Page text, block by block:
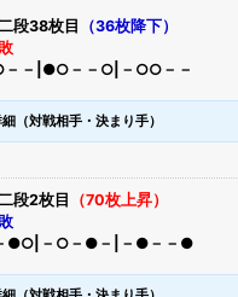
段38枚目
（36枚降下）
－－|●○－－○|－○○－－
（対戦相手・決まり手）
段2枚目
（70枚上昇）
●○|－○－●－|－●－－●